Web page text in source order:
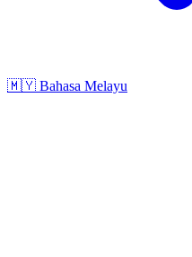
🇲🇾 Bahasa Melayu